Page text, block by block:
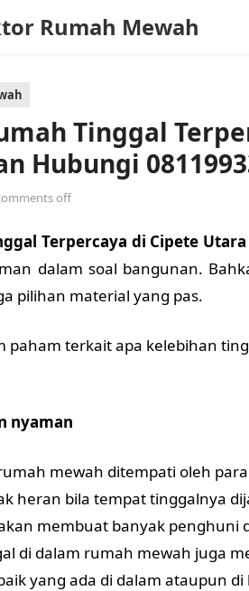
Rumah Mewah
Tinggal
Hubungi
off
Terpercaya di Cipete Utara
dalam soal bangunan.
pilihan material yang pas.
paham terkait apa kelebihan
nyaman
mewah ditempati oleh
heran bila tempat tinggalnya
membuat banyak penghuni
di dalam rumah mewah juga
yang ada di dalam ataupun